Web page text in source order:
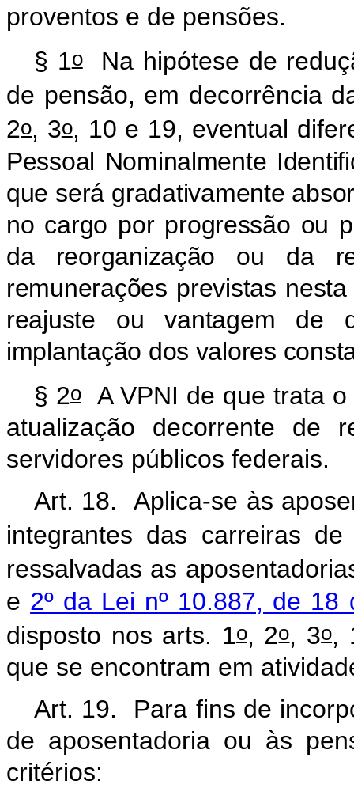
proventos e de pensões.
§ 1oNa hipótese de
de pensão, em decorrência
2o, 3o, 10 e 19, eventual
Pessoal Nominalmente
que será gradativamente
no cargo por progressão ou
da reorganização ou da
remunerações previstas
reajuste ou vantagem de
implantação dos valores
§ 2o A VPNI de que trata o
atualização decorrente de
servidores públicos federais.
Art. 18. Aplica-se às
integrantes das carreiras
ressalvadas as
e 2º da Lei nº 10.887, de 18
disposto nos arts. 1o, 2o, 3o,
que se encontram em
Art. 19. Para fins de
de aposentadoria ou às
critérios: